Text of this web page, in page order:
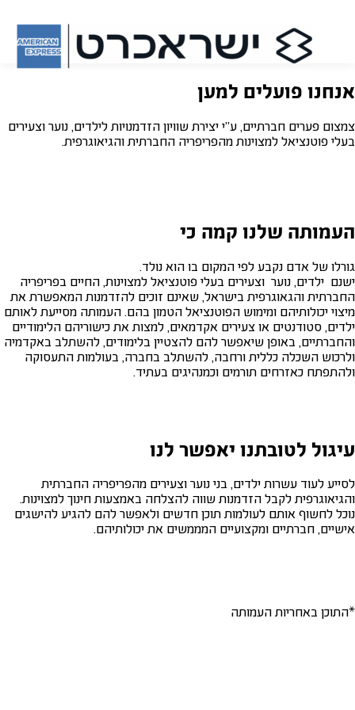
אנחנו פועלים למען
צמצום פערים חברתיים, ע"י יצירת שוויון הזדמנויות לילדים, נוער וצעירים
בעלי פוטנציאל למצוינות מהפריפריה החברתית והגיאוגרפית.
העמותה שלנו קמה כי
גורלו של אדם נקבע לפי המקום בו הוא נולד.
ישנם ילדים, נוער וצעירים בעלי פוטנציאל למצוינות, החיים בפריפריה
החברתית והגאוגרפית בישראל, שאינם זוכים להזדמנות המאפשרת את
מיצוי יכולותיהם ומימוש הפוטנציאל הטמון בהם. העמותה מסייעת לאותם
ילדים, סטודנטים או צעירים אקדמאים, למצות את כישוריהם הלימודיים
והחברתיים, באופן שיאפשר להם להצטיין בלימודים, להשתלב באקדמיה
ולרכוש השכלה כללית ורחבה, להשתלב בחברה, בעולמות התעסוקה
ולהתפתח כאזרחים תורמים וכמנהיגים בעתיד.
עיגול לטובתנו יאפשר לנו
לסייע לעוד עשרות ילדים, בני נוער וצעירים מהפריפריה החברתית
והגיאוגרפית לקבל הזדמנות שווה להצלחה באמצעות חינוך למצוינות.
נוכל לחשוף אותם לעולמות תוכן חדשים ולאפשר להם להגיע להישגים
אישיים, חברתיים ומקצועיים המממשים את יכולותיהם.
*התוכן באחריות העמותה